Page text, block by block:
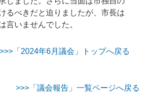
るべきだと迫りましたが、市長は
言いませんでした。
>>>「2024年6月議会」トップへ戻る
>>>「議会報告」一覧ページへ戻る